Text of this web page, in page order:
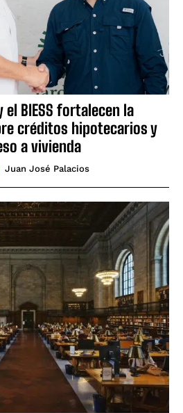
BIESS fortalecen la
créditos hipotecarios y
a vivienda
Juan José Palacios